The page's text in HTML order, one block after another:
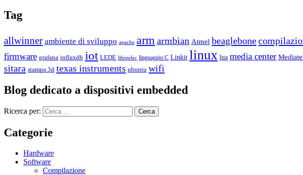
Tag
allwinner ambiente di sviluppo apache arm armbian Atmel beaglebone
firmware grafana influxdb iot LEDE libreelec linguaggio C Linkit linux lua media center
sitara stampa 3d texas instruments ubuntu wifi
Blog dedicato a dispositivi embedded
Ricerca per:
Categorie
Hardware
Software
Compilazione